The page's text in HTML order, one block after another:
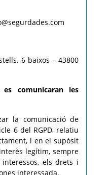
6 baixos – 43800
comunicaran les
la comunicació de
6 del RGPD, relatiu
i en el supòsit
legítim, sempre
els drets i
interessada.